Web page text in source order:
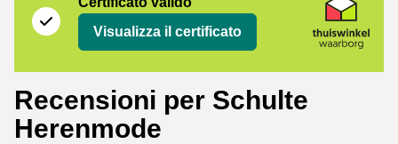
Visualizza il certificato
Recensioni per Schulte
Herenmode